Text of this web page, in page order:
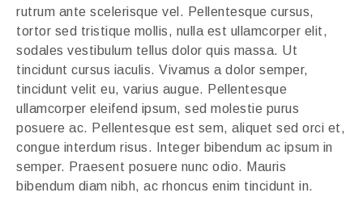
rutrum ante scelerisque vel. Pellentesque cursus,
tortor sed tristique mollis, nulla est ullamcorper elit,
sodales vestibulum tellus dolor quis massa. Ut
tincidunt cursus iaculis. Vivamus a dolor semper,
tincidunt velit eu, varius augue. Pellentesque
ullamcorper eleifend ipsum, sed molestie purus
posuere ac. Pellentesque est sem, aliquet sed orci et,
congue interdum risus. Integer bibendum ac ipsum in
semper. Praesent posuere nunc odio. Mauris
bibendum diam nibh, ac rhoncus enim tincidunt in.